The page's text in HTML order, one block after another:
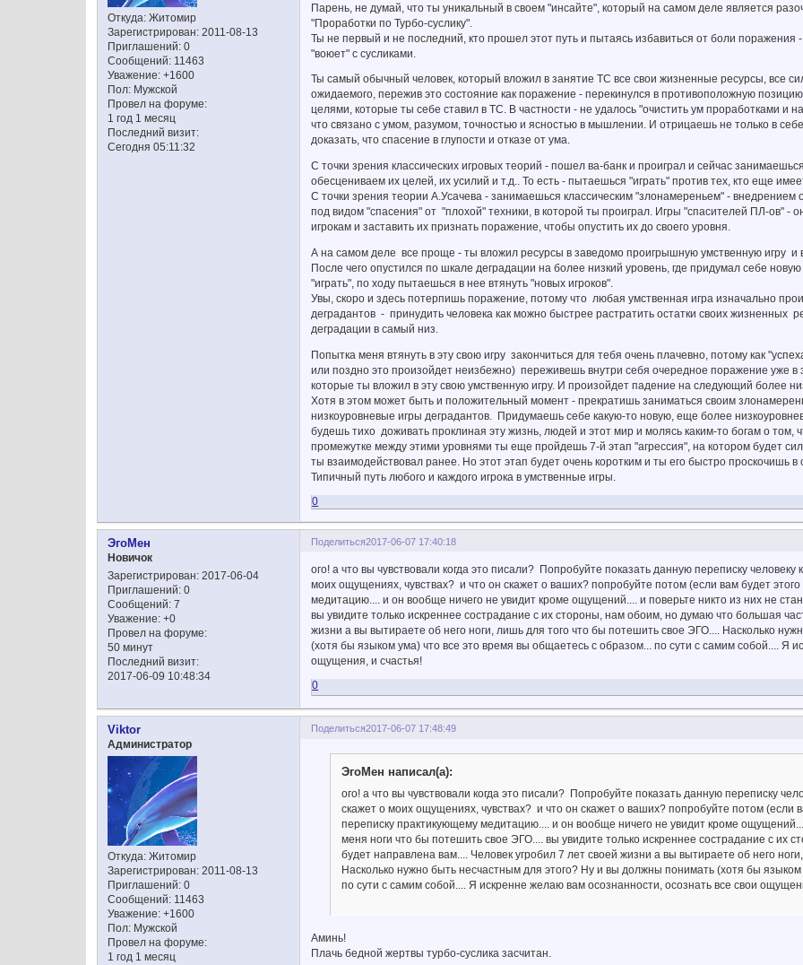
Откуда: Житомир
Зарегистрирован: 2011-08-13
Приглашений: 0
Сообщений: 11463
Уважение: +1600
Пол: Мужской
Провел на форуме:
1 год 1 месяц
Последний визит:
Сегодня 05:11:32
Парень, не думай, что ты уникальный в своем "инсайте", который на самом деле является
"Проработки по Турбо-суслику".
Ты не первый и не последний, кто прошел этот путь и пытаясь избавиться от боли
"воюет" с сусликами.
Ты самый обычный человек, который вложил в занятие ТС все свои жизненные ресурсы, все
ожидаемого, пережив это состояние как поражение - перекинулся в противоположную
целями, которые ты себе ставил в ТС. В частности - не удалось "очистить ум проработками и
что связано с умом, разумом, точностью и ясностью в мышлении. И отрицаешь не только в
доказать, что спасение в глупости и отказе от ума.
С точки зрения классических игровых теорий - пошел ва-банк и проиграл и сейчас
обесцениваем их целей, их усилий и т.д.. То есть - пытаешься "играть" против тех, кто еще
С точки зрения теории А.Усачева - занимаешься классическим "злонамереньем" -
под видом "спасения" от "плохой" техники, в которой ты проиграл. Игры "спасителей ПЛ-ов" -
игрокам и заставить их признать поражение, чтобы опустить их до своего уровня.
А на самом деле все проще - ты вложил ресурсы в заведомо проигрышную умственную игру и
После чего опустился по шкале деградации на более низкий уровень, где придумал себе
"играть", по ходу пытаешься в нее втянуть "новых игроков".
Увы, скоро и здесь потерпишь поражение, потому что любая умственная игра изначально
деградантов - принудить человека как можно быстрее растратить остатки своих жизненных
деградации в самый низ.
Попытка меня втянуть в эту свою игру закончиться для тебя очень плачевно, потому как
или поздно это произойдет неизбежно) переживешь внутри себя очередное поражение уже в
которые ты вложил в эту свою умственную игру. И произойдет падение на следующий более
Хотя в этом может быть и положительный момент - прекратишь заниматься своим
низкоуровневые игры деградантов. Придумаешь себе какую-то новую, еще более
будешь тихо доживать проклиная эту жизнь, людей и этот мир и молясь каким-то богам о том,
промежутке между этими уровнями ты еще пройдешь 7-й этап "агрессия", на котором будет
ты взаимодействовал ранее. Но этот этап будет очень коротким и ты его быстро проскочишь
Типичный путь любого и каждого игрока в умственные игры.
0
Поделиться2017-06-07 17:40:18
ЭгоМен
Новичок
Зарегистрирован: 2017-06-04
Приглашений: 0
Сообщений: 7
Уважение: +0
Провел на форуме:
50 минут
Последний визит:
2017-06-09 10:48:34
ого! а что вы чувствовали когда это писали? Попробуйте показать данную переписку
моих ощущениях, чувствах? и что он скажет о ваших? попробуйте потом (если вам будет
медитацию.... и он вообще ничего не увидит кроме ощущений.... и поверьте никто из них не
вы увидите только искреннее сострадание с их стороны, нам обоим, но думаю что большая
жизни а вы вытираете об него ноги, лишь для того что бы потешить свое ЭГО.... Насколько
(хотя бы языком ума) что все это время вы общаетесь с образом... по сути с самим собой.... Я
ощущения, и счастья!
0
Поделиться2017-06-07 17:48:49
Viktor
Администратор
Откуда: Житомир
Зарегистрирован: 2011-08-13
Приглашений: 0
Сообщений: 11463
Уважение: +1600
Пол: Мужской
Провел на форуме:
1 год 1 месяц
ЭгоМен написал(а):
ого! а что вы чувствовали когда это писали? Попробуйте показать данную переписку
скажет о моих ощущениях, чувствах? и что он скажет о ваших? попробуйте потом (если
переписку практикующему медитацию.... и он вообще ничего не увидит кроме
меня ноги что бы потешить свое ЭГО.... вы увидите только искреннее сострадание с их
будет направлена вам.... Человек угробил 7 лет своей жизни а вы вытираете об него
Насколько нужно быть несчастным для этого? Ну и вы должны понимать (хотя бы
по сути с самим собой.... Я искренне желаю вам осознанности, осознать все свои
Аминь!
Плачь бедной жертвы турбо-суслика засчитан.